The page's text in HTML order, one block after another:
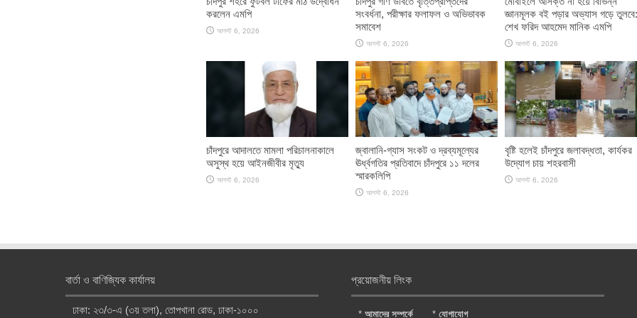
করলেন এমপি
আগস্ট 6, 2026
সংবর্ধনা, পরীক্ষার ফলাফল ও অভিভাবক
সমাবেশ
আগস্ট 6, 2026
জ্ঞানমূলক বই পড়ার অভ্যাস গড়ে তুলবে:
শেখ ফরিদ আহমেদ মানিক এমপি
আগস্ট 6, 2026
চাঁদপুরে আদালতে মামলা পরিচালনাকালে
অসুস্থ হয়ে আইনজীবীর মৃত্যু
আগস্ট 6, 2026
জ্বালানি-গ্যাস সংকট ও দ্রব্যমূল্যের
ঊর্ধ্বগতির প্রতিবাদে চাঁদপুরে ১১ দলের
স্মারকলিপি
আগস্ট 6, 2026
বৃষ্টি হলেই চাঁদপুরে জলাবদ্ধতা, কার্যকর
উদ্যোগ চায় শহরবাসী
আগস্ট 6, 2026
বার্তা ও বাণিজ্যিক কার্যালয়
ঢাকা: ২৩/৩-এ (৩য় তলা), তোপখানা রোড, ঢাকা-১০০০
প্রয়োজনীয় লিংক
*আমাদের সম্পর্কে *যোগাযোগ